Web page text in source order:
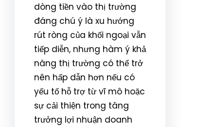
dòng tiền vào thị trường
đáng chú ý là xu hướng
rút ròng của khối ngoại vẫn
tiếp diễn, nhưng hàm ý khả
năng thị trường có thể trở
nên hấp dẫn hơn nếu có
yếu tố hỗ trợ từ vĩ mô hoặc
sự cải thiện trong tăng
trưởng lợi nhuận doanh